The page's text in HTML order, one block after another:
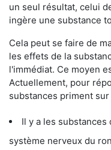
un seul résultat, celui
ingère une substance
Cela peut se faire de
les effets de la
l'immédiat. Ce moyen
Actuellement, pour
substances priment sur
Il y a les
système nerveux du